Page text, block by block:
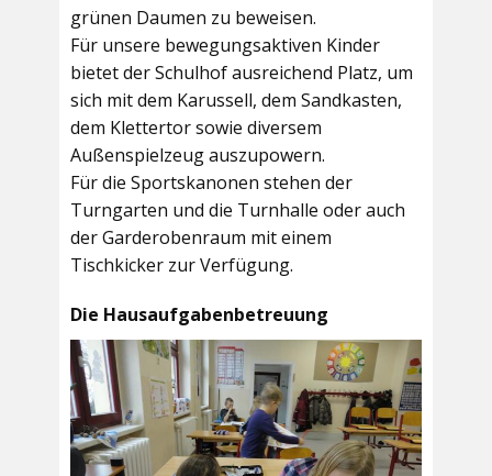
grünen Daumen zu beweisen.
Für unsere bewegungsaktiven Kinder
bietet derSchulhofausreichend Platz, um
sich mit dem Karussell, dem Sandkasten,
dem Klettertor sowie diversem
Außenspielzeug auszupowern.
Für die Sportskanonen stehen der
Turngarten und die Turnhalle oder auch
derGarderobenraum mit einem
Tischkicker zur Verfügung.
Die Hausaufgabenbetreuung